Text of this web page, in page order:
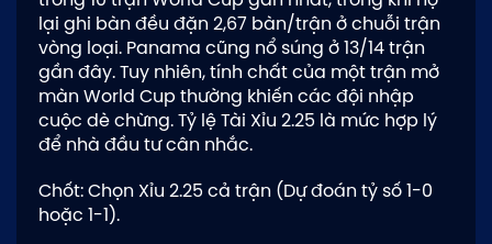
lại ghi bàn đều đặn 2,67 bàn/trận ở chuỗi trận
vòng loại. Panama cũng nổ súng ở 13/14 trận
gần đây. Tuy nhiên, tính chất của một trận mở
màn World Cup thường khiến các đội nhập
cuộc dè chừng. Tỷ lệ Tài Xỉu 2.25 là mức hợp lý
để nhà đầu tư cân nhắc.
Chốt: Chọn Xỉu 2.25 cả trận (Dự đoán tỷ số 1-0
hoặc 1-1).